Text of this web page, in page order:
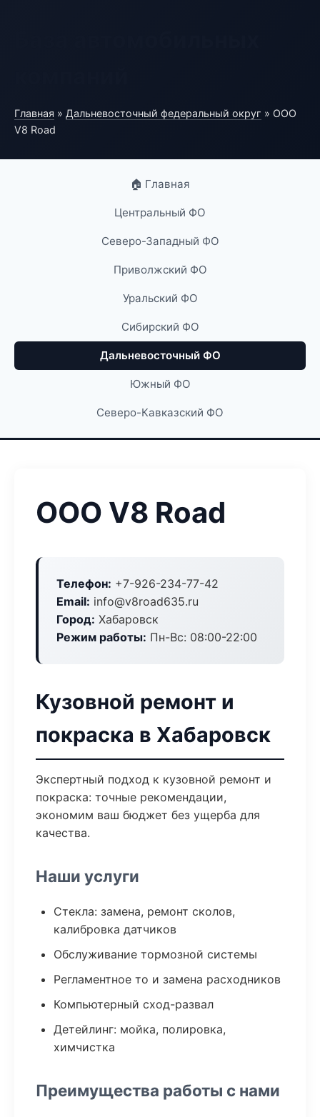
Главная » Дальневосточный федеральный округ » ООО
V8 Road
🏠 Главная
Центральный ФО
Северо-Западный ФО
Приволжский ФО
Уральский ФО
Сибирский ФО
Дальневосточный ФО
Южный ФО
Северо-Кавказский ФО
ООО V8 Road
Телефон: +7-926-234-77-42
Email: info@v8road635.ru
Город: Хабаровск
Режим работы: Пн-Вс: 08:00-22:00
Кузовной ремонт и
покраска в Хабаровск
Экспертный подход к кузовной ремонт и
покраска: точные рекомендации,
экономим ваш бюджет без ущерба для
качества.
Наши услуги
Стекла: замена, ремонт сколов,
калибровка датчиков
Обслуживание тормозной системы
Регламентное то и замена расходников
Компьютерный сход-развал
Детейлинг: мойка, полировка,
химчистка
Преимущества работы с нами